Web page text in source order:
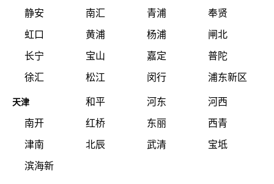
静安 南汇 青浦 奉贤
虹口 黄浦 杨浦 闸北
长宁 宝山 嘉定 普陀
徐汇 松江 闵行 浦东新区
天津 和平 河东 河西
南开 红桥 东丽 西青
津南 北辰 武清 宝坻
滨海新